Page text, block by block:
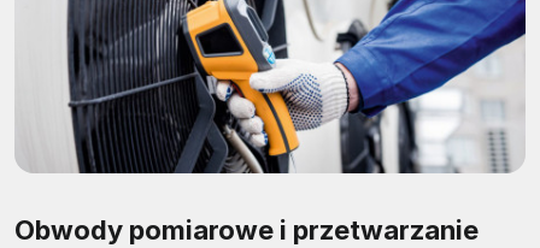
Obwody pomiarowe i przetwarzanie